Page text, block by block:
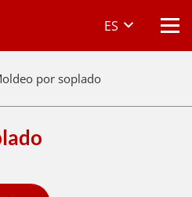
ES
por soplado